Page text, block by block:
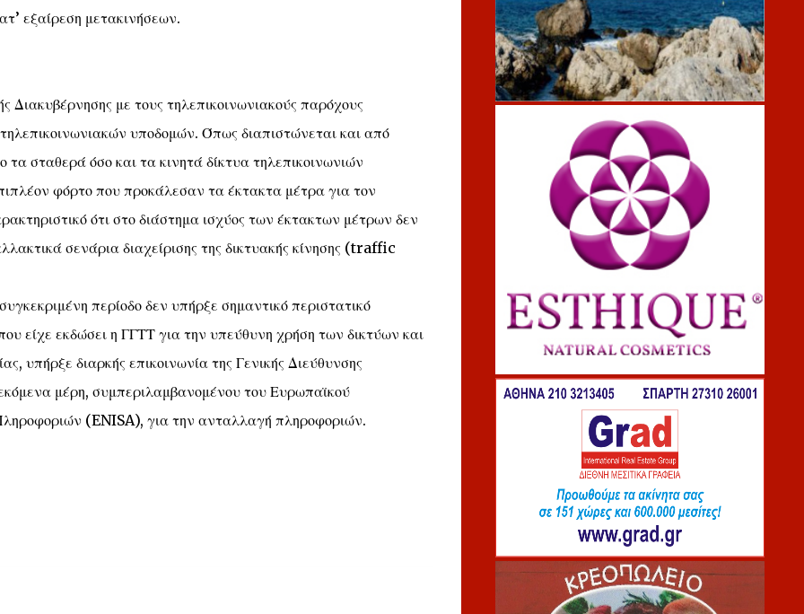
εξαίρεση μετακινήσεων.
με τους τηλεπικοινωνιακούς παρόχους
υποδομών. Όπως διαπιστώνεται και από
σταθερά όσο και τα κινητά δίκτυα τηλεπικοινωνιών
φόρτο που προκάλεσαν τα έκτακτα μέτρα για τον
ότι στο διάστημα ισχύος των έκτακτων μέτρων δεν
σενάρια διαχείρισης της δικτυακής κίνησης (traffic
περίοδο δεν υπήρξε σημαντικό περιστατικό
είχε εκδώσει η ΓΓΤΤ για την υπεύθυνη χρήση των δικτύων και
υπήρξε διαρκής επικοινωνία της Γενικής Διεύθυνσης
μέρη, συμπεριλαμβανομένου του Ευρωπαϊκού
(ENISA), για την ανταλλαγή πληροφοριών.